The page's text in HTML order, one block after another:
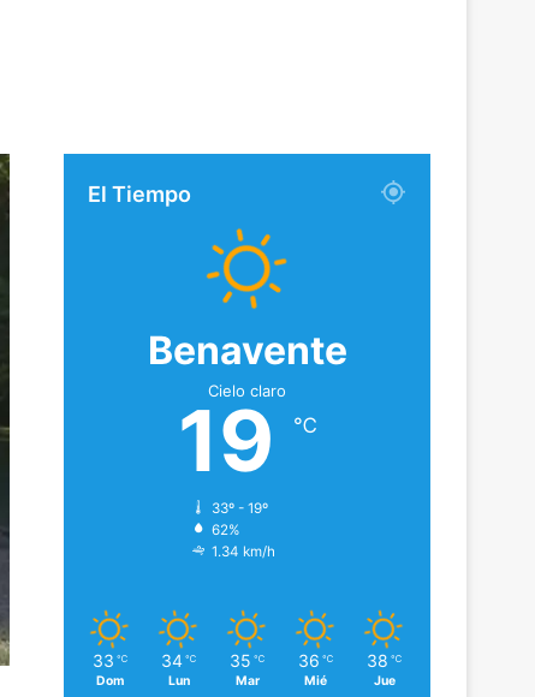
El Tiempo
Benavente
Cielo claro
19 ℃
33º - 19º
62%
1.34 km/h
33 ℃
Dom
34 ℃
Lun
35 ℃
Mar
36 ℃
Mié
38 ℃
Jue